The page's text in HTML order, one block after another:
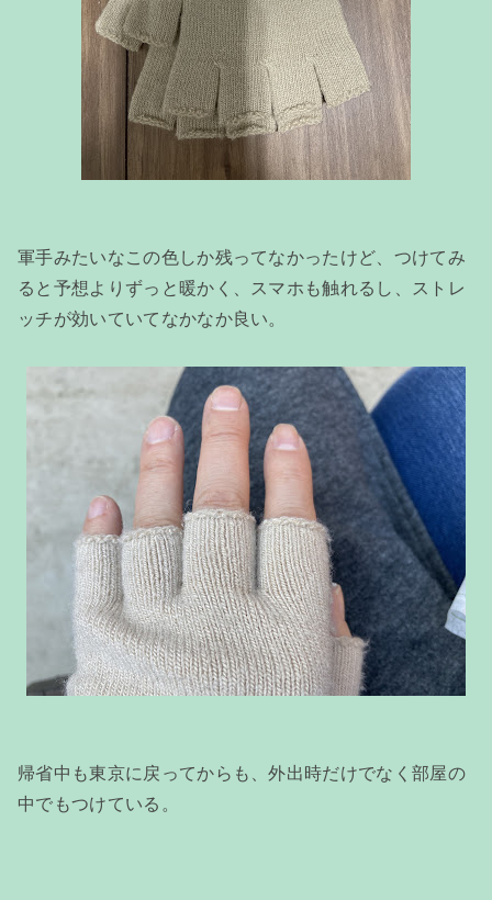
軍手みたいなこの色しか残ってなかったけど、つけてみ
ると予想よりずっと暖かく、スマホも触れるし、ストレ
ッチが効いていてなかなか良い。
帰省中も東京に戻ってからも、外出時だけでなく部屋の
中でもつけている。